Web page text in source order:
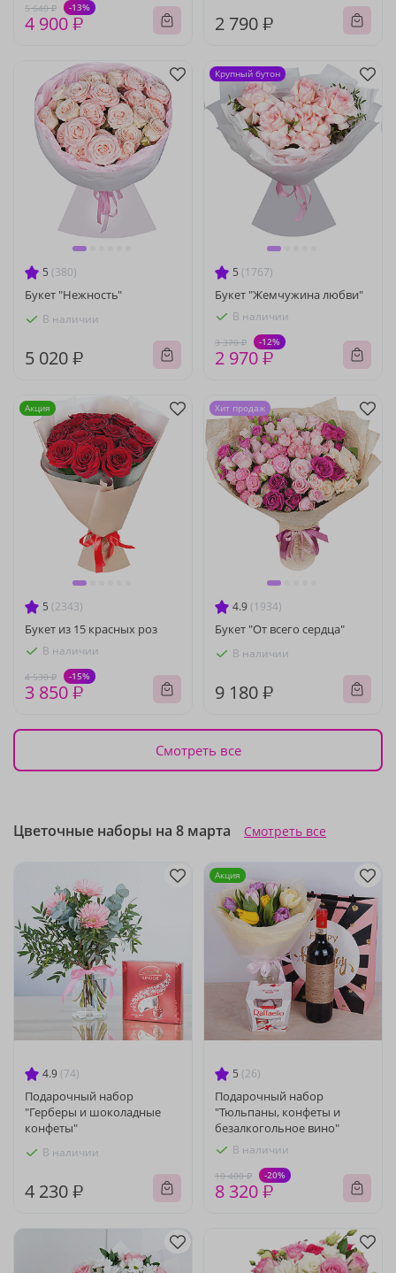
5 640 ₽ -13%
4 900 ₽ 2 790 ₽
5 (380)
Букет "Нежность"
В наличии
5 020 ₽
5 (1767)
Букет "Жемчужина любви"
В наличии
3 370 ₽ -12%
2 970 ₽
Крупный бутон
5 (2343)
Букет из 15 красных роз
В наличии
4 530 ₽ -15%
3 850 ₽
Акция
4.9 (1934)
Букет "От всего сердца"
В наличии
9 180 ₽
Хит продаж
Смотреть все
Цветочные наборы на 8 марта Смотреть все
4.9 (74)
Подарочный набор
"Герберы и шоколадные
конфеты"
В наличии
4 230 ₽
5 (26)
Подарочный набор
"Тюльпаны, конфеты и
безалкогольное вино"
В наличии
10 400 ₽ -20%
8 320 ₽
Акция